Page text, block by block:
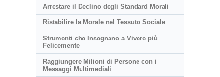
Arrestare il Declino degli Standard Morali
Ristabilire la Morale nel Tessuto Sociale
Strumenti che Insegnano a Vivere più
Felicemente
Raggiungere Milioni di Persone con i
Messaggi Multimediali